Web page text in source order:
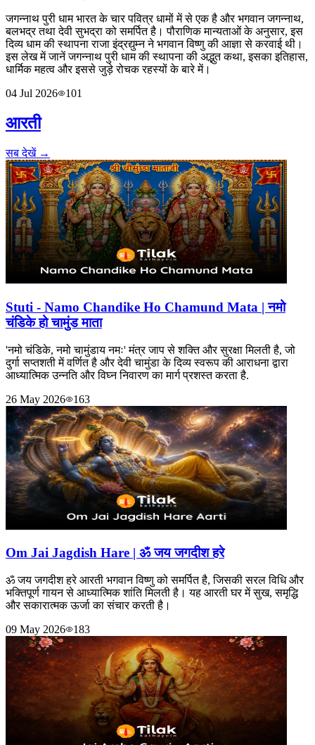
जगन्नाथ पुरी धाम भारत के चार पवित्र धामों में से एक है और भगवान जगन्नाथ,
बलभद्र तथा देवी सुभद्रा को समर्पित है। पौराणिक मान्यताओं के अनुसार, इस
दिव्य धाम की स्थापना राजा इंद्रद्युम्न ने भगवान विष्णु की आज्ञा से करवाई थी।
इस लेख में जानें जगन्नाथ पुरी धाम की स्थापना की अद्भुत कथा, इसका इतिहास,
धार्मिक महत्व और इससे जुड़े रोचक रहस्यों के बारे में।
04 Jul 2026
101
आरती
सब देखें →
Stuti - Namo Chandike Ho Chamund Mata | नमो
चंडिके हो चामुंड माता
'नमो चंडिके, नमो चामुंडाय नमः' मंत्र जाप से शक्ति और सुरक्षा मिलती है, जो
दुर्गा सप्तशती में वर्णित है और देवी चामुंडा के दिव्य स्वरूप की आराधना द्वारा
आध्यात्मिक उन्नति और विघ्न निवारण का मार्ग प्रशस्त करता है.
26 May 2026
163
Om Jai Jagdish Hare | ॐ जय जगदीश हरे
ॐ जय जगदीश हरे आरती भगवान विष्णु को समर्पित है, जिसकी सरल विधि और
भक्तिपूर्ण गायन से आध्यात्मिक शांति मिलती है। यह आरती घर में सुख, समृद्धि
और सकारात्मक ऊर्जा का संचार करती है।
09 May 2026
183